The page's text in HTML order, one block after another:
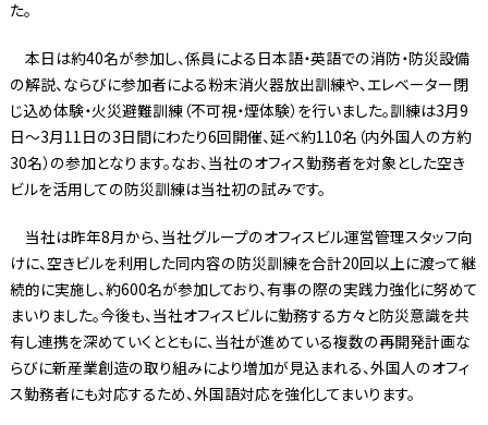
た。
本日は約40名が参加し、係員による日本語・英語での消防・防災設備
の解説、ならびに参加者による粉末消火器放出訓練や、エレベーター閉
じ込め体験・火災避難訓練（不可視・煙体験）を行いました。訓練は3月9
日～3月11日の3日間にわたり6回開催、延べ約110名（内外国人の方約
30名）の参加となります。なお、当社のオフィス勤務者を対象とした空き
ビルを活用しての防災訓練は当社初の試みです。
当社は昨年8月から、当社グループのオフィスビル運営管理スタッフ向
けに、空きビルを利用した同内容の防災訓練を合計20回以上に渡って継
続的に実施し、約600名が参加しており、有事の際の実践力強化に努めて
まいりました。今後も、当社オフィスビルに勤務する方々と防災意識を共
有し連携を深めていくとともに、当社が進めている複数の再開発計画な
らびに新産業創造の取り組みにより増加が見込まれる、外国人のオフィ
ス勤務者にも対応するため、外国語対応を強化してまいります。